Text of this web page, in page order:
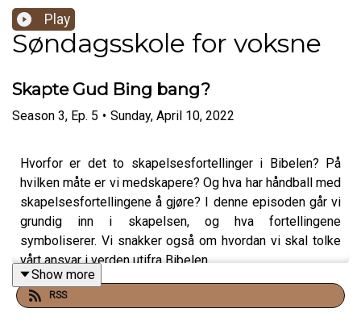
Play
Søndagsskole for voksne
Skapte Gud Bing bang?
Season 3, Ep. 5 • Sunday, April 10, 2022
Hvorfor er det to skapelsesfortellinger i Bibelen? På
hvilken måte er vi medskapere? Og hva har håndball med
skapelsesfortellingene å gjøre? I denne episoden går vi
grundig inn i skapelsen, og hva fortellingene
symboliserer. Vi snakker også om hvordan vi skal tolke
vårt ansvar i verden utifra Bibelen.
Show more
RSS